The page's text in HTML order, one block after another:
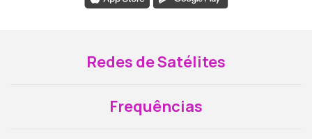
Redes de Satélites
Frequências